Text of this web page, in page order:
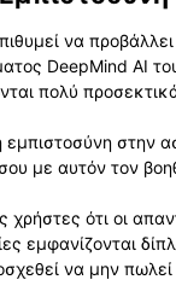
να
DeepMind AI
πολύ
στην
με αυτόν τον
ότι οι
εμφανίζονται
να μην